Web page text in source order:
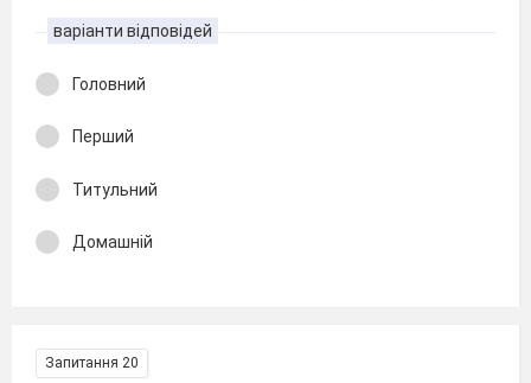
варіанти відповідей
Головний
Перший
Титульний
Домашній
Запитання 20